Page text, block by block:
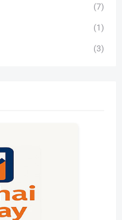
(7)
(1)
(3)